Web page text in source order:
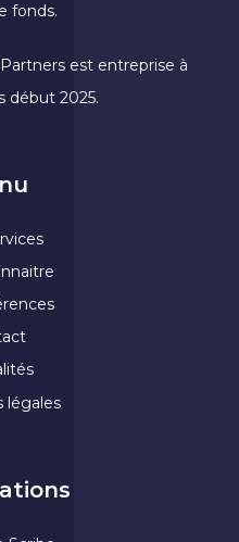
fonds.
est entreprise à
début 2025.
légales